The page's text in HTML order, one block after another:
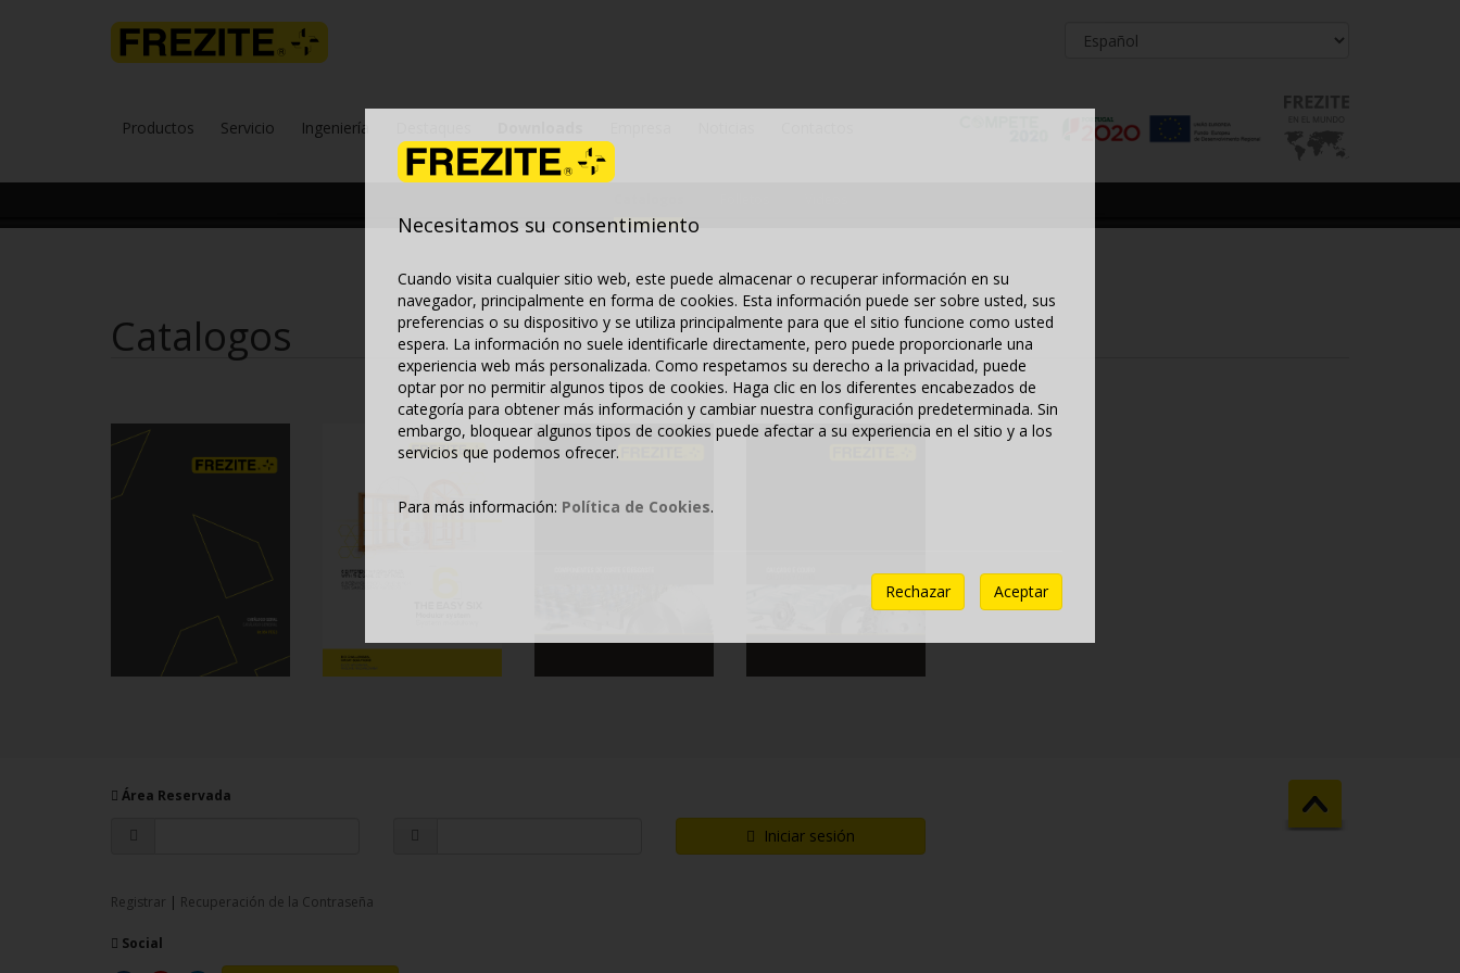
Productos Servicio Ingeniería
Catalogos
Área Reservada
Iniciar sesión
Registrar | Recuperación de la Contraseña
Social
Necesitamos su consentimiento
Cuando visita cualquier sitio web, este puede almacenar o recuperar información en su
navegador, principalmente en forma de cookies. Esta información puede ser sobre usted, sus
preferencias o su dispositivo y se utiliza principalmente para que el sitio funcione como usted
espera. La información no suele identificarle directamente, pero puede proporcionarle una
experiencia web más personalizada. Como respetamos su derecho a la privacidad, puede
optar por no permitir algunos tipos de cookies. Haga clic en los diferentes encabezados de
categoría para obtener más información y cambiar nuestra configuración predeterminada. Sin
embargo, bloquear algunos tipos de cookies puede afectar a su experiencia en el sitio y a los
servicios que podemos ofrecer.
Para más información: Política de Cookies.
Rechazar Aceptar